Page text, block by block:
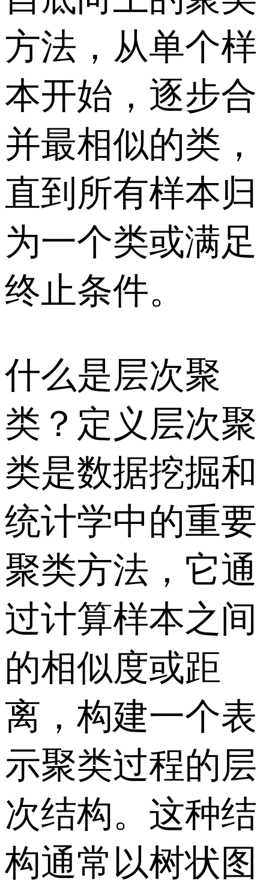
方法，从单个样
本开始，逐步合
并最相似的类，
直到所有样本归
为一个类或满足
终止条件。
什么是层次聚
类？定义层次聚
类是数据挖掘和
统计学中的重要
聚类方法，它通
过计算样本之间
的相似度或距
离，构建一个表
示聚类过程的层
次结构。这种结
构通常以树状图